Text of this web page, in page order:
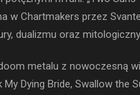
w Chartmakers przez
dualizmu oraz
metalu z nowoczesną
Dying Bride, Swallow the